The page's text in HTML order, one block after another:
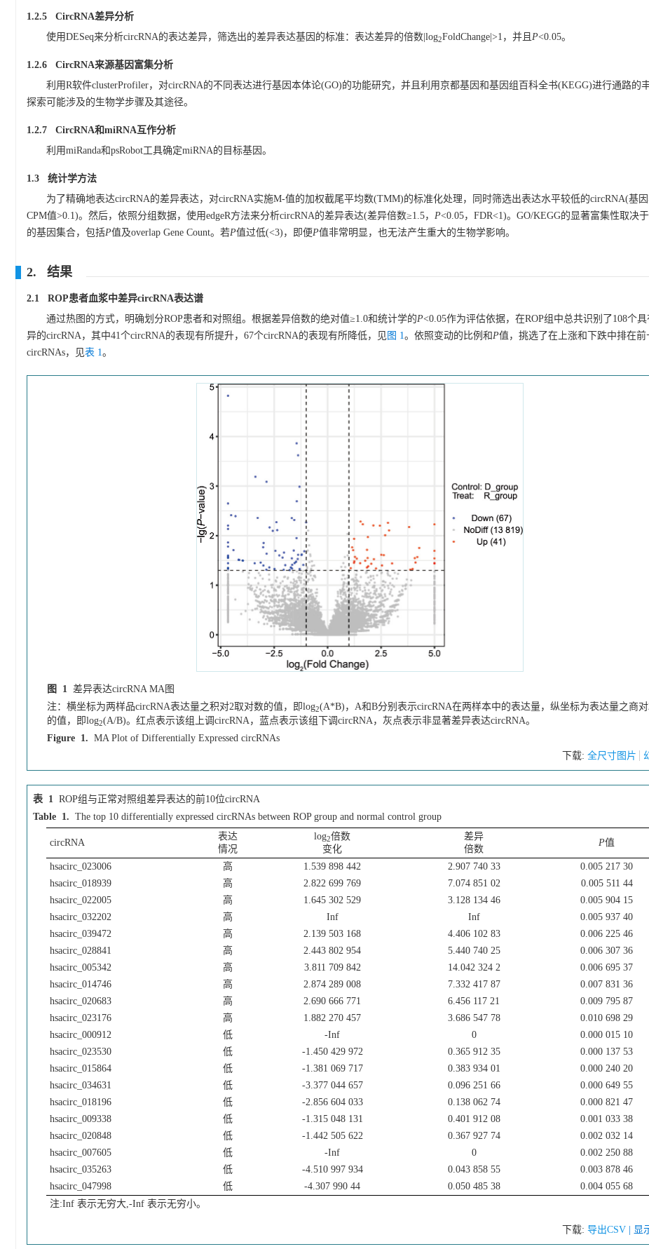
1.2.5 CircRNA差异分析
使用DESeq来分析circRNA的表达差异，筛选出的差异表达基因的标准：表达差异的倍数|log2FoldChange|>1，并且 P<0.05。
1.2.6 CircRNA来源基因富集分析
利用R软件clusterProfiler，对circRNA的不同表达进行基因本体论(GO)的功能研究，并且利用京都基因和基因组百科全书(KEGG)进行通路的丰
探索可能涉及的生物学步骤及其途径。
1.2.7 CircRNA和miRNA互作分析
利用miRanda和psRobot工具确定miRNA的目标基因。
1.3 统计学方法
为了精确地表达circRNA的差异表达，对circRNA实施M-值的加权截尾平均数(TMM)的标准化处理，同时筛选出表达水平较低的circRNA(基
CPM值>0.1)。然后，依照分组数据，使用edgeR方法来分析circRNA的差异表达(差异倍数≥1.5， P<0.05，FDR<1)。GO/KEGG的显著富集性取决
的基因集合，包括P值及overlap Gene Count。若P值过低(<3)，即便P值非常明显，也无法产生重大的生物学影响。
2. 结果
2.1 ROP患者血浆中差异circRNA表达谱
通过热图的方式，明确划分ROP患者和对照组。根据差异倍数的绝对值≥1.0和统计学的P<0.05作为评估依据，在ROP组中总共识别了108个
异的circRNA，其中41个circRNA的表现有所提升，67个circRNA的表现有所降低，见图 1。依照变动的比例和P值，挑选了在上涨和下跌中排在前
circRNAs，见表 1。
图 1 差异表达circRNA MA图
注：横坐标为两样品circRNA表达量之积对2取对数的值，即log2(A*B)，A和B分别表示circRNA在两样本中的表达量，纵坐标为表达量之商
的值，即log2(A/B)。红点表示该组上调circRNA，蓝点表示该组下调circRNA，灰点表示非显著差异表达circRNA。
Figure 1. MA Plot of Differentially Expressed circRNAs
下载: 全尺寸图片
表 1 ROP组与正常对照组差异表达的前10位circRNA
Table 1. The top 10 differentially expressed circRNAs between ROP group and normal control group
circRNA
表达
情况
log2倍数
变化
差异
倍数
P值
hsacirc_023006 高 1.539 898 442 2.907 740 33
0.005 217 30
hsacirc_018939
高 2.822 699 769 7.074 851 02
0.005 511 44
hsacirc_022005
高 1.645 302 529 3.128 134 46
0.005 904 15
hsacirc_032202
高 Inf Inf
0.005 937 40
hsacirc_039472
高 2.139 503 168 4.406 102 83
0.006 225 46
hsacirc_028841
高 2.443 802 954 5.440 740 25
0.006 307 36
hsacirc_005342
高 3.811 709 842 14.042 324 2
0.006 695 37
hsacirc_014746
高 2.874 289 008 7.332 417 87
0.007 831 36
hsacirc_020683
高 2.690 666 771 6.456 117 21
0.009 795 87
hsacirc_023176
高 1.882 270 457 3.686 547 78
0.010 698 29
hsacirc_000912
低 -Inf 0
0.000 015 10
hsacirc_023530
低 -1.450 429 972 0.365 912 35
0.000 137 53
hsacirc_015864
低 -1.381 069 717 0.383 934 01
0.000 240 20
hsacirc_034631
低 -3.377 044 657 0.096 251 66
0.000 649 55
hsacirc_018196
低 -2.856 604 033 0.138 062 74
0.000 821 47
hsacirc_009338
低 -1.315 048 131 0.401 912 08
0.001 033 38
hsacirc_020848
低 -1.442 505 622 0.367 927 74
0.002 032 14
hsacirc_007605
低 -Inf 0
0.002 250 88
hsacirc_035263
低 -4.510 997 934 0.043 858 55
0.003 878 46
hsacirc_047998
低 -4.307 990 44 0.050 485 38
0.004 055 68
注:Inf 表示无穷大,-Inf 表示无穷小。
下载: 导出CSV | 显